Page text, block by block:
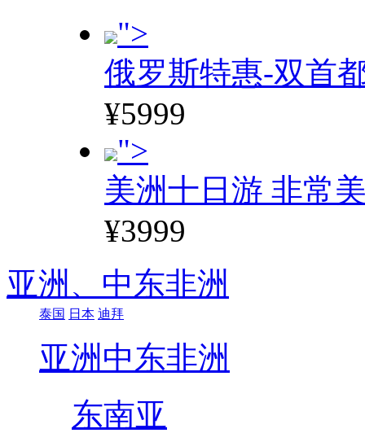
">
俄罗斯特惠-双首
¥5999
">
美洲十日游 非常
¥3999
亚洲、 中东非洲
泰国 日本 迪拜
亚洲 中东非洲
东南亚